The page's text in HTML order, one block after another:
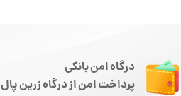
درگاه امن بانکی
پرداخت امن از درگاه زرین پال